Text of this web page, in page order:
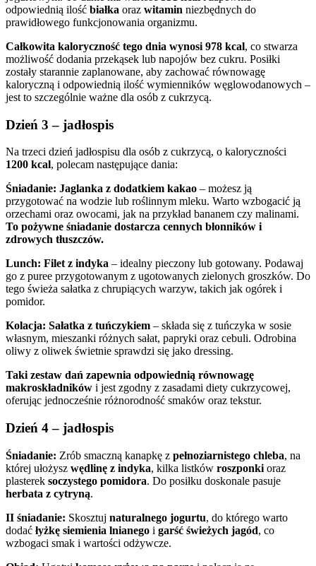
odpowiednią ilość białka oraz witamin niezbędnych do
prawidłowego funkcjonowania organizmu.
Całkowita kaloryczność tego dnia wynosi 978 kcal, co stwarza
możliwość dodania przekąsek lub napojów bez cukru. Posiłki
zostały starannie zaplanowane, aby zachować równowagę
kaloryczną i odpowiednią ilość wymienników węglowodanowych –
jest to szczególnie ważne dla osób z cukrzycą.
Dzień 3 – jadłospis
Na trzeci dzień jadłospisu dla osób z cukrzycą, o kaloryczności
1200 kcal, polecam następujące dania:
Śniadanie: Jaglanka z dodatkiem kakao – możesz ją
przygotować na wodzie lub roślinnym mleku. Warto wzbogacić ją
orzechami oraz owocami, jak na przykład bananem czy malinami.
To pożywne śniadanie dostarcza cennych błonników i
zdrowych tłuszczów.
Lunch: Filet z indyka – idealny pieczony lub gotowany. Podawaj
go z puree przygotowanym z ugotowanych zielonych groszków. Do
tego świeża sałatka z chrupiących warzyw, takich jak ogórek i
pomidor.
Kolacja: Sałatka z tuńczykiem – składa się z tuńczyka w sosie
własnym, mieszanki różnych sałat, papryki oraz cebuli. Odrobina
oliwy z oliwek świetnie sprawdzi się jako dressing.
Taki zestaw dań zapewnia odpowiednią równowagę
makroskładników i jest zgodny z zasadami diety cukrzycowej,
oferując jednocześnie różnorodność smaków oraz tekstur.
Dzień 4 – jadłospis
Śniadanie: Zrób smaczną kanapkę z pełnoziarnistego chleba, na
której ułożysz wędlinę z indyka, kilka listków roszponki oraz
plasterek soczystego pomidora. Do posiłku doskonale pasuje
herbata z cytryną.
II śniadanie: Skosztuj naturalnego jogurtu, do którego warto
dodać łyżkę siemienia lnianego i garść świeżych jagód, co
wzbogaci smak i wartości odżywcze.